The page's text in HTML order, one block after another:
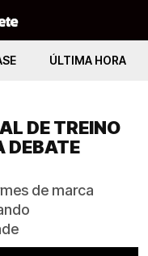
ÚLTIMA HORA
DE TREINO
DEBATE
de marca